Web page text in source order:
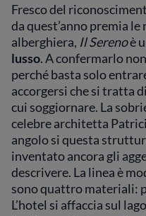
Fresco del
da quest’anno premia
alberghiera, Il Serenoè
lusso. A confermarlo
perché basta solo
accorgersi che si tratta
cui soggiornare. La
celebre architetta
angolo si questa
inventato ancora gli
descrivere. La linea è
sono quattro materiali:
L’hotel si affaccia sul